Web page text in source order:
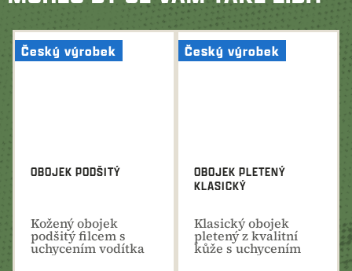
Český výrobek
OBOJEK PODŠITÝ
Kožený obojek
podšitý filcem s
uchycením vodítka
za kovové očko.
Český výrobek
OBOJEK PLETENÝ
KLASICKÝ
Klasický obojek
pletený z kvalitní
kůže s uchycením
vodítka za kovové